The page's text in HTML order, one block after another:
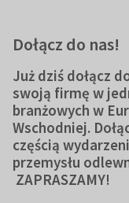
Dołącz do nas!
Już dziś dołącz
swoją firmę w
branżowych w
Wschodniej.
częścią
przemysłu
ZAPRASZAMY!